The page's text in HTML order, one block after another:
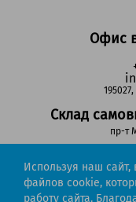
Офис
Склад
пр-т
Используя наш сайт,
файлов cookie,
работу сайта.